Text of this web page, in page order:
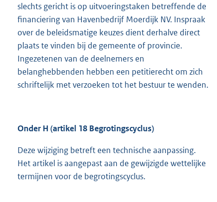
slechts gericht is op uitvoeringstaken betreffende de
financiering van Havenbedrijf Moerdijk NV. Inspraak
over de beleidsmatige keuzes dient derhalve direct
plaats te vinden bij de gemeente of provincie.
Ingezetenen van de deelnemers en
belanghebbenden hebben een petitierecht om zich
schriftelijk met verzoeken tot het bestuur te wenden.
Onder H (artikel 18 Begrotingscyclus)
Deze wijziging betreft een technische aanpassing.
Het artikel is aangepast aan de gewijzigde wettelijke
termijnen voor de begrotingscyclus.